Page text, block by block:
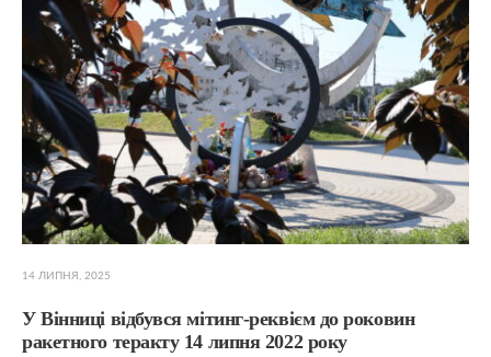
14 ЛИПНЯ, 2025
У Вінниці відбувся мітинг-реквієм до роковин
ракетного теракту 14 липня 2022 року